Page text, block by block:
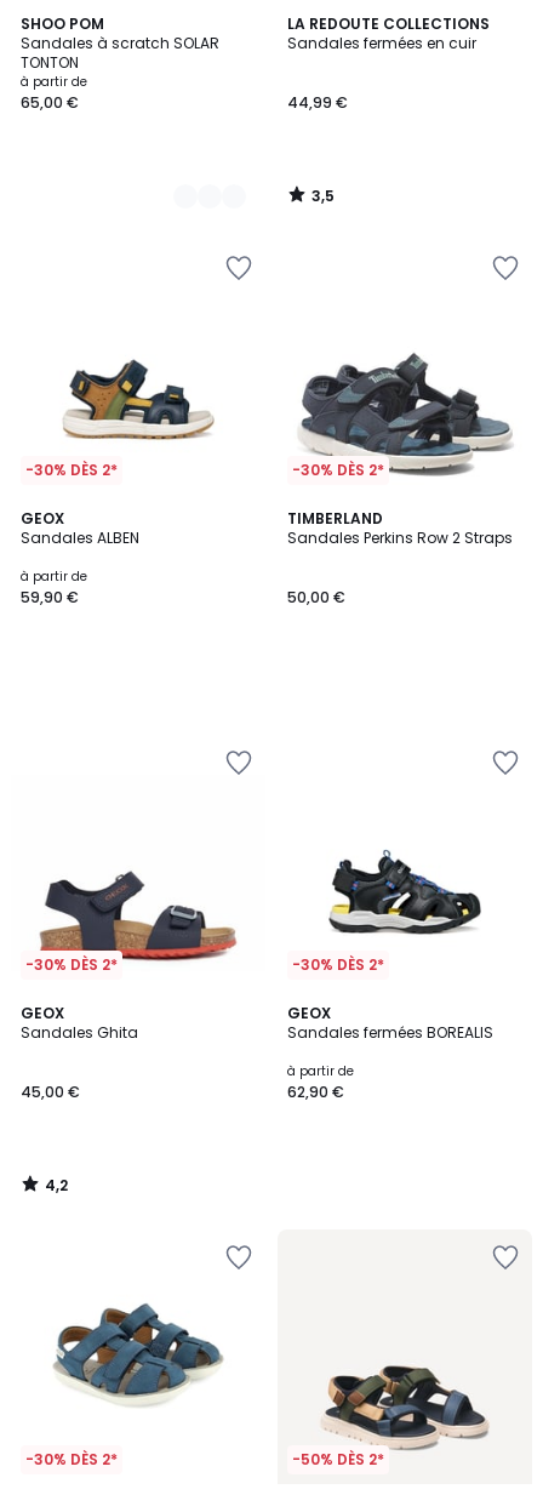
SHOO POM
Sandales à scratch SOLAR
TONTON
à partir de
65,00 €
2
Couleurs
LA REDOUTE COLLECTIONS
Sandales fermées en cuir
44,99 €
3,5
/ 5
3,5
/
-30% DÈS 2*
GEOX
Sandales ALBEN
à partir de
59,90 €
-30% DÈS 2*
TIMBERLAND
Sandales Perkins Row 2 Straps
50,00 €
-30% DÈS 2*
GEOX
Sandales Ghita
45,00 €
4,2
/ 5
4,2
/
-30% DÈS 2*
GEOX
Sandales fermées BOREALIS
à partir de
62,90 €
-30% DÈS 2* -50% DÈS 2*